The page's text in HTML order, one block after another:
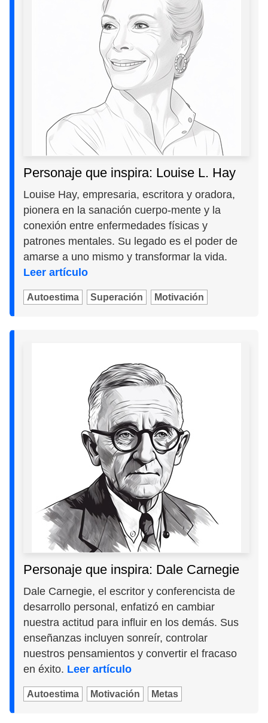
Personaje que inspira: Louise L. Hay
Louise Hay, empresaria, escritora y oradora,
pionera en la sanación cuerpo-mente y la
conexión entre enfermedades físicas y
patrones mentales. Su legado es el poder de
amarse a uno mismo y transformar la vida.
Leer artículo
Autoestima Superación Motivación
Personaje que inspira: Dale Carnegie
Dale Carnegie, el escritor y conferencista de
desarrollo personal, enfatizó en cambiar
nuestra actitud para influir en los demás. Sus
enseñanzas incluyen sonreír, controlar
nuestros pensamientos y convertir el fracaso
en éxito. Leer artículo
Autoestima Motivación Metas